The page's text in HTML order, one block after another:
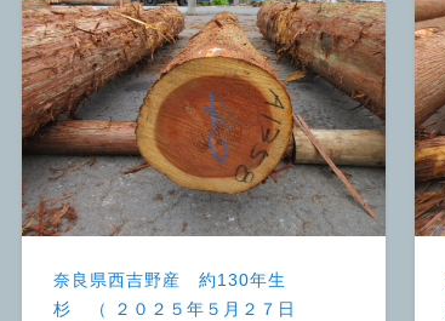
奈良県西吉野産 約130年生
杉 （ ２０２５年５月２７日